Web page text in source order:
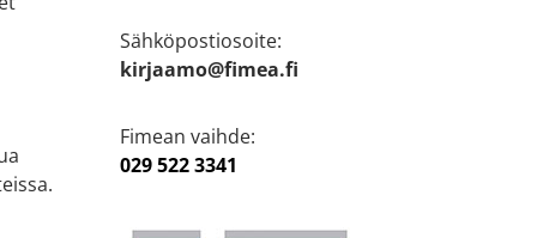
Sähköpostiosoite:
kirjaamo@fimea.fi
Fimean vaihde:
029 522 3341